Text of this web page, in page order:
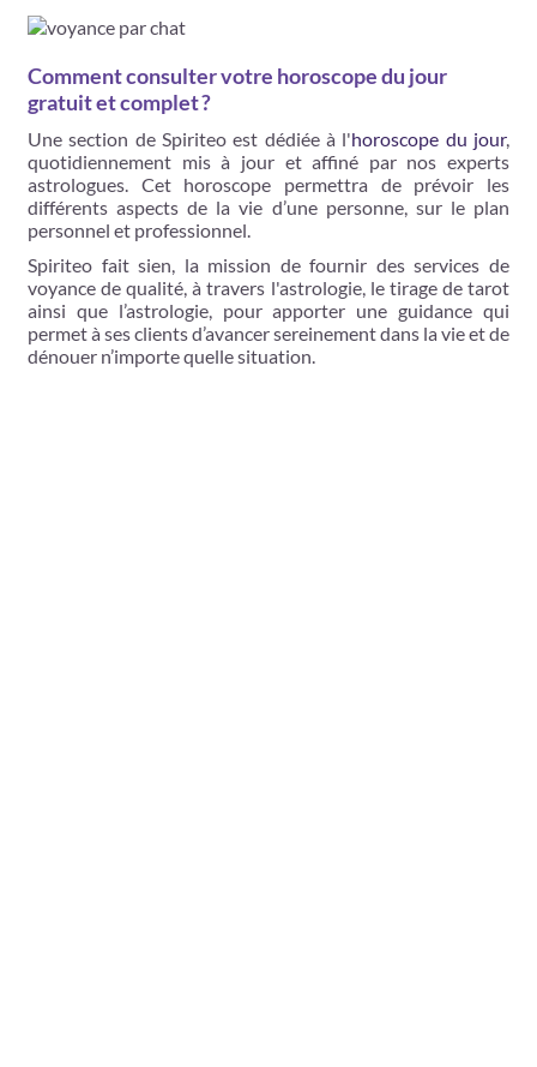
Comment consulter votre horoscope du jour
gratuit et complet ?
Une section de Spiriteo est dédiée à l'horoscope du jour,
quotidiennement mis à jour et affiné par nos experts
astrologues. Cet horoscope permettra de prévoir les
différents aspects de la vie d’une personne, sur le plan
personnel et professionnel.
Spiriteo fait sien, la mission de fournir des services de
voyance de qualité, à travers l'astrologie, le tirage de tarot
ainsi que l’astrologie, pour apporter une guidance qui
permet à ses clients d’avancer sereinement dans la vie et de
dénouer n’importe quelle situation.